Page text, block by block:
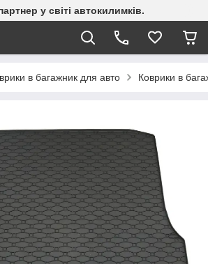
у світі автокилимків.
в багажник для авто Коврики в